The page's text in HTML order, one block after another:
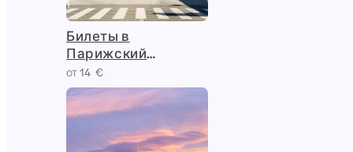
Билеты в
Парижский
Пантеон
от 14 €